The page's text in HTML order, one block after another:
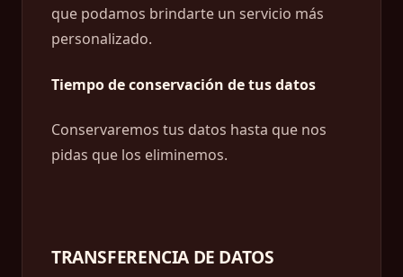
que podamos brindarte un servicio más
personalizado.
Tiempo de conservación de tus datos
Conservaremos tus datos hasta que nos
pidas que los eliminemos.
TRANSFERENCIA DE DATOS